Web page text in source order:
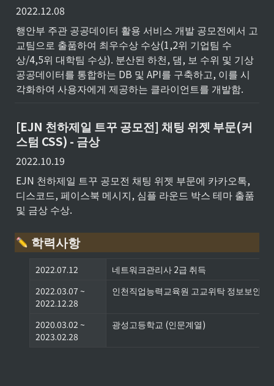
2022.12.08
행안부 주관 공공데이터 활용 서비스 개발 공모전에서 고
교팀으로 출품하여 최우수상 수상(1,2위 기업팀 수
상/4,5위 대학팀 수상). 분산된 하천, 댐, 보 수위 및 기상
공공데이터를 통합하는 DB 및 API를 구축하고, 이를 시
각화하여 사용자에게 제공하는 클라이언트를 개발함.
[EJN 천하제일 트꾸 공모전] 채팅 위젯 부문(커
스텀 CSS) - 금상
2022.10.19
EJN 천하제일 트꾸 공모전 채팅 위젯 부문에 카카오톡,
디스코드, 페이스북 메시지, 심플 라운드 박스 테마 출품
및 금상 수상.
학력사항
2022.07.12
네트워크관리사 2급 취득
2022.03.07 ~
2022.12.28
인천직업능력교육원 고교위탁 정보보안전
2020.03.02 ~
2023.02.28
광성고등학교 (인문계열)